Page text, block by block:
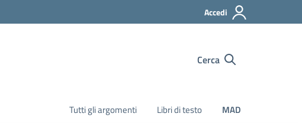
Accedi
Cerca
Tutti gli argomenti Libri di testo MAD